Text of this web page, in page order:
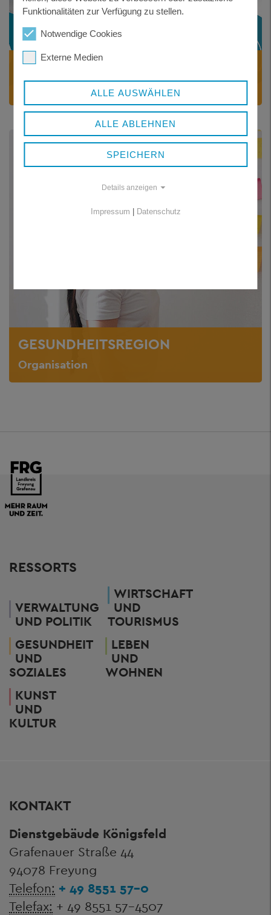
GESUNDHEITSREGION
Handlungsfelder
GESUNDHEITSREGION
Organisation
RESSORTS
VERWALTUNG
UND POLITIK
WIRTSCHAFT
UND
TOURISMUS
GESUNDHEIT
UND
SOZIALES
LEBEN
UND
WOHNEN
KUNST
UND
KULTUR
KONTAKT
Dienstgebäude Königsfeld
Grafenauer Straße 44
94078 Freyung
Telefon: + 49 8551 57-0
Telefax: + 49 8551 57-4507
Funktionalitäten zur Verfügung zu stellen.
Notwendige Cookies
Externe Medien
ALLE AUSWÄHLEN
ALLE ABLEHNEN
SPEICHERN
Details anzeigen
Impressum Datenschutz